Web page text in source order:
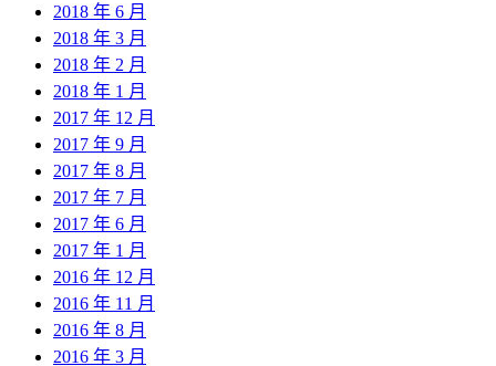
2018 年 6 月
2018 年 3 月
2018 年 2 月
2018 年 1 月
2017 年 12 月
2017 年 9 月
2017 年 8 月
2017 年 7 月
2017 年 6 月
2017 年 1 月
2016 年 12 月
2016 年 11 月
2016 年 8 月
2016 年 3 月